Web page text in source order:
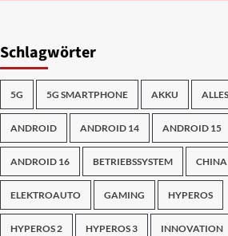
Schlagwörter
5G 5G SMARTPHONE AKKU
ANDROID ANDROID 14 ANDROID 15
ANDROID 16 BETRIEBSSYSTEM CHINA
ELEKTROAUTO GAMING HYPEROS
HYPEROS 2 HYPEROS 3 INNOVATION